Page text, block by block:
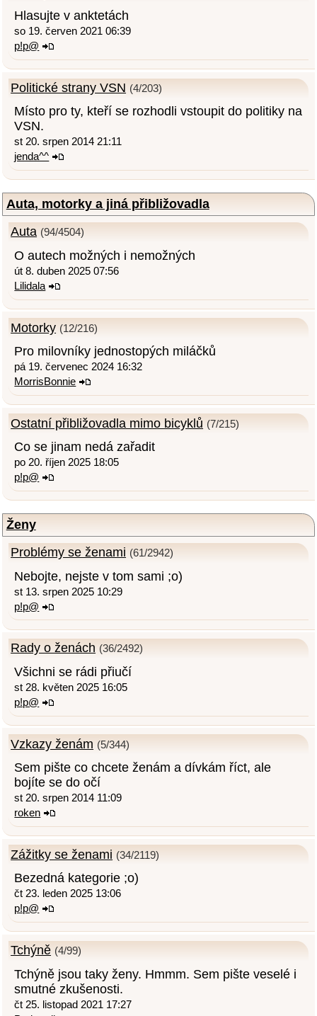
Hlasujte v anktetách
so 19. červen 2021 06:39
p!p@
Politické strany VSN (4/203)
Místo pro ty, kteří se rozhodli vstoupit do politiky na
VSN.
st 20. srpen 2014 21:11
jenda^^
Auta, motorky a jiná přibližovadla
Auta (94/4504)
O autech možných i nemožných
út 8. duben 2025 07:56
Lilidala
Motorky (12/216)
Pro milovníky jednostopých miláčků
pá 19. červenec 2024 16:32
MorrisBonnie
Ostatní přibližovadla mimo bicyklů (7/215)
Co se jinam nedá zařadit
po 20. říjen 2025 18:05
p!p@
Ženy
Problémy se ženami (61/2942)
Nebojte, nejste v tom sami ;o)
st 13. srpen 2025 10:29
p!p@
Rady o ženách (36/2492)
Všichni se rádi přiučí
st 28. květen 2025 16:05
p!p@
Vzkazy ženám (5/344)
Sem pište co chcete ženám a dívkám říct, ale
bojíte se do očí
st 20. srpen 2014 11:09
roken
Zážitky se ženami (34/2119)
Bezedná kategorie ;o)
čt 23. leden 2025 13:06
p!p@
Tchýně (4/99)
Tchýně jsou taky ženy. Hmmm. Sem pište veselé i
smutné zkušenosti.
čt 25. listopad 2021 17:27